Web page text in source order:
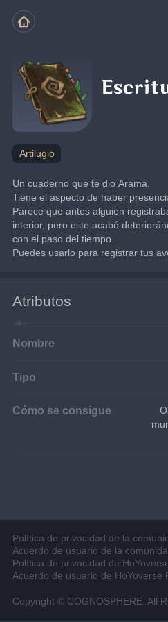
Artilugio
Un cuaderno que te dio Arama.
Tiene el aspecto de haber
Parece que antes alguien
interior, pero este acabó
con el paso del tiempo.
Puedes usarlo para registrar tus
Atributos
Nombre
Tipo
Cómo se consigue
Política de privacidad de la
Acuerdo de usuario de la
Política de privacidad de
Acuerdo de usuario de HoYoverse
Copyright © COGNOSPHERE. All